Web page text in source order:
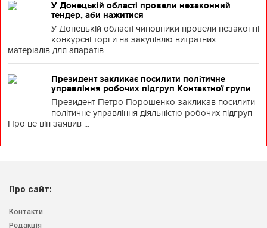
У Донецькій області провели незаконний
тендер, аби нажитися
У Донецькій області чиновники провели незаконні
конкурсні торги на закупівлю витратних
матеріалів для апаратів...
Президент закликає посилити політичне
управління робочих підгруп Контактної групи
Президент Петро Порошенко закликав посилити
політичне управління діяльністю робочих підгруп
Про це він заявив ...
Про сайт:
Контакти
Редакція